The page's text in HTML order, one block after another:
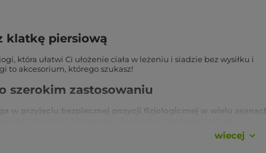
klatkę piersiową
która ułatwi Ci ułożenie ciała w leżeniu i siadzie bez wysiłku i
to akcesorium, którego szukasz!
szerokim zastosowaniu
w przyjęciu bezpiecznej pozycji fizjologicznej w wielu asanach
doceniają jednak
wiecej